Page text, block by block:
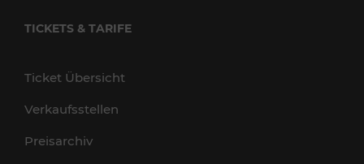
TICKETS & TARIFE
Ticket Übersicht
Verkaufsstellen
Preisarchiv